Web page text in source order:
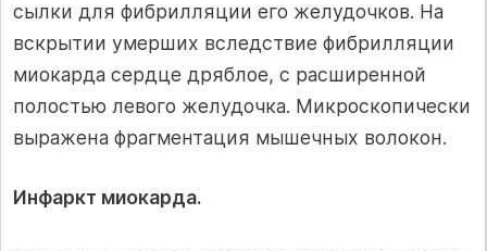
сылки для фибрилляции его желудочков. На
вскрытии умерших вследствие фибрилляции
миокарда сердце дряблое, с расширен­ной
полостью левого желудочка. Микроскопически
выражена фрагментация мышечных волокон.
Инфаркт миокарда.